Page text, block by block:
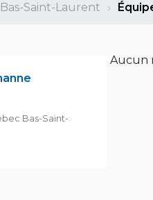
Saint-Laurent
Bas-Saint-
Aucun